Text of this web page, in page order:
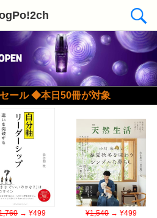
ール ◆本日50冊が対象
→ ¥499 ¥1,540→ ¥499